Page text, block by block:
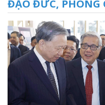
ĐẠO ĐỨC, PHONG